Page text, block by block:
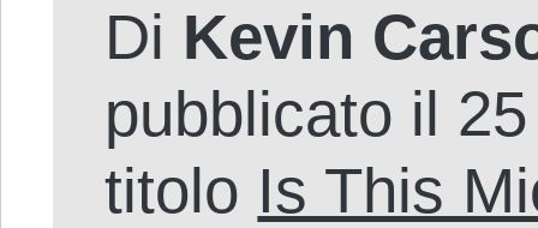
Di Kevin
pubblicato il
titolo Is This